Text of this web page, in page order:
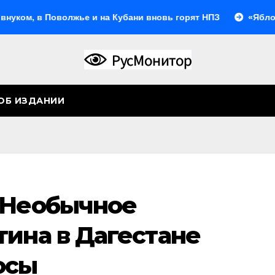
и на Кубани вновь горят НПЗ «Яблоко» выбрало
ИЗДАНИИ
в Дагестане